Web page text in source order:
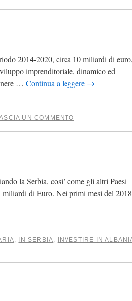
2014-2020, circa 10 miliardi di euro,
imprenditoriale, dinamico ed
… Continua a leggere →
UN COMMENTO
la Serbia, cosi’ come gli altri Paesi
miliardi di Euro. Nei primi mesi del 2018
, IN SERBIA, INVESTIRE IN